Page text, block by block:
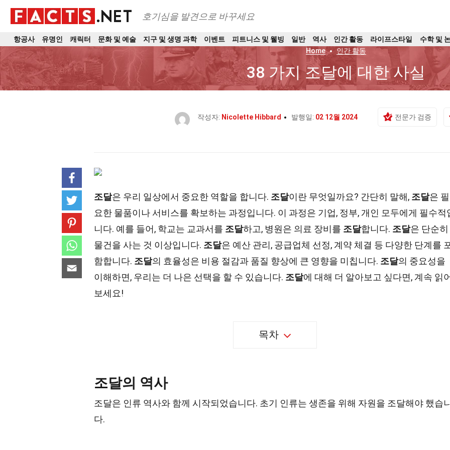
호기심을 발견으로 바꾸세요
항공사 유명인 캐릭터 문화 및 예술 지구 및 생명 과학 이벤트 피트니스 및 웰빙 일반 역사 인간 활동 라이프스타일 수학 및
Home
인간 활동
38 가지 조달에 대한 사실
작성자: Nicolette Hibbard 발행일: 02 12월 2024 전문가 검증
조달은 우리 일상에서 중요한 역할을 합니다. 조달이란 무엇일까요? 간단히 말해, 조달은 필
요한 물품이나 서비스를 확보하는 과정입니다. 이 과정은 기업, 정부, 개인 모두에게 필수적
니다. 예를 들어, 학교는 교과서를 조달하고, 병원은 의료 장비를 조달합니다. 조달은 단순히
물건을 사는 것 이상입니다. 조달은 예산 관리, 공급업체 선정, 계약 체결 등 다양한 단계를
함합니다. 조달의 효율성은 비용 절감과 품질 향상에 큰 영향을 미칩니다. 조달의 중요성을
이해하면, 우리는 더 나은 선택을 할 수 있습니다. 조달에 대해 더 알아보고 싶다면, 계속 읽
보세요!
목차
조달의 역사
조달은 인류 역사와 함께 시작되었습니다. 초기 인류는 생존을 위해 자원을 조달해야 했습
다.